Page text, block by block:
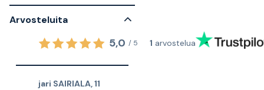
Arvosteluita
5,0 / 5 1 arvostelua
jari SAIRIALA,11